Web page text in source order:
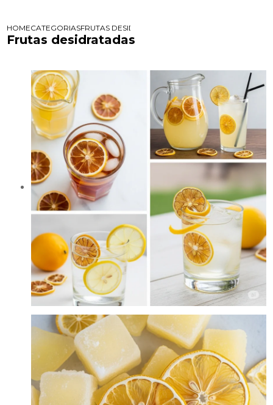
HOMECATEGORIASFRUTAS DESIDRATADAS
Frutas desidratadas